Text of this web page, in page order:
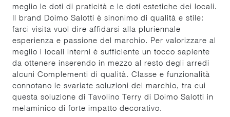
meglio le doti di praticità e le doti estetiche dei locali.
Il brand Doimo Salotti è sinonimo di qualità e stile:
farci visita vuol dire affidarsi alla pluriennale
esperienza e passione del marchio. Per valorizzare al
meglio i locali interni è sufficiente un tocco sapiente
da ottenere inserendo in mezzo al resto degli arredi
alcuni Complementi di qualità. Classe e funzionalità
connotano le svariate soluzioni del marchio, tra cui
questa soluzione di Tavolino Terry di Doimo Salotti in
melaminico di forte impatto decorativo.